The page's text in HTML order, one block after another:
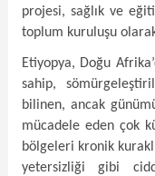
projesi, sağlık ve
toplum kuruluşu
Etiyopya, Doğu
sahip,
bilinen, ancak
mücadele eden çok
bölgeleri kronik
yetersizliği gibi